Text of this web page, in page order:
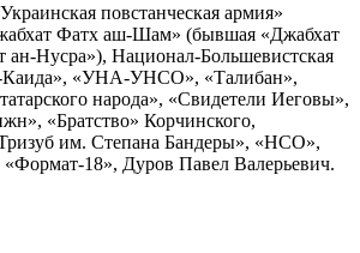
повстанческая армия»
Фатх аш-Шам» (бывшая «Джабхат
ан-Нусра»), Национал-Большевистская
«УНА-УНСО», «Талибан»,
народа», «Свидетели Иеговы»,
«Братство» Корчинского,
им. Степана Бандеры», «НСО»,
18», Дуров Павел Валерьевич.